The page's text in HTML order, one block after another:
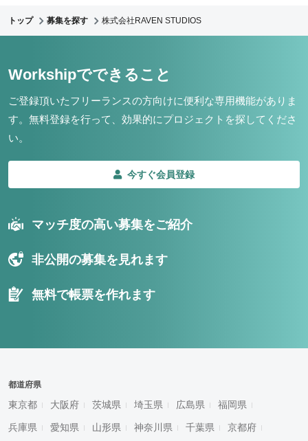
トップ 募集を探す 株式会社RAVEN STUDIOS
Workshipでできること
ご登録頂いたフリーランスの方向けに便利な専用機能がありま
す。 無料登録を行って、効果的にプロジェクトを探してくださ
い。
今すぐ会員登録
マッチ度の高い募集をご紹介
非公開の募集を見れます
無料で帳票を作れます
都道府県
東京都 大阪府 茨城県 埼玉県 広島県 福岡県
兵庫県 愛知県 山形県 神奈川県 千葉県 京都府